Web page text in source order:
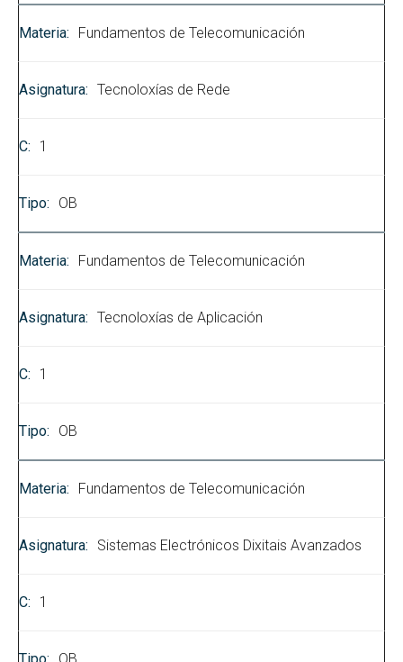
Fundamentos de Telecomunicación
Tecnoloxías de Rede
1
OB
Fundamentos de Telecomunicación
Tecnoloxías de Aplicación
1
OB
Fundamentos de Telecomunicación
Sistemas Electrónicos Dixitais Avanzados
1